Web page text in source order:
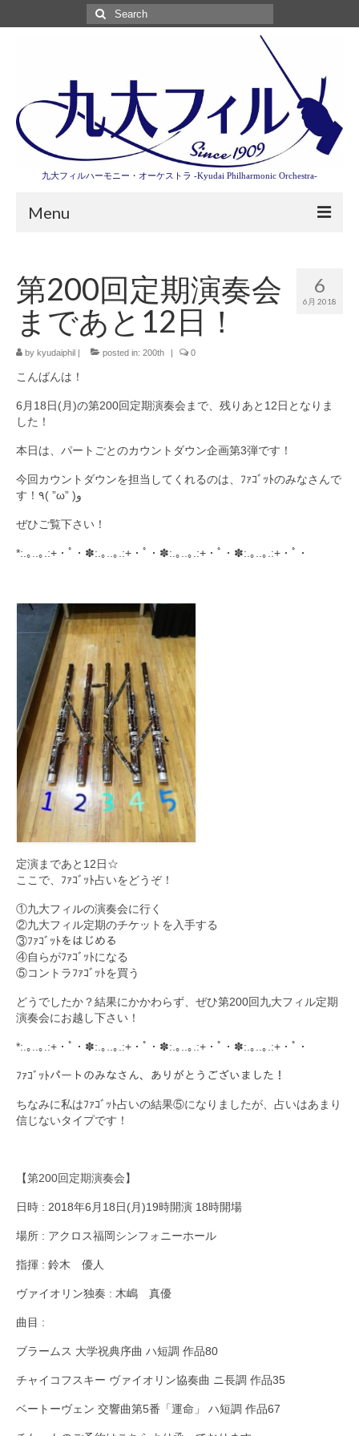
Search
for:
九大フィルハーモニー・オーケストラ -Kyudai Philharmonic Orchestra-
Menu
演奏会情報
卒業記念演奏会2027
九大フィルとは
九大フィルの歴史
ご寄付のお願い
演奏会の歴史
出張演奏
九大フィル特集ページ
団員専用ページ
6
6月 2018
第200回定期演奏会
まであと12日！
by kyudaiphil posted in: 200th 0
こんばんは！
6月18日(月)の第200回定期演奏会まで、残りあと12日となりま
した！
本日は、パートごとのカウントダウン企画第3弾です！
今回カウントダウンを担当してくれるのは、ﾌｧｺﾞｯﾄのみなさんで
す！٩( ”ω” )و
ぜひご覧下さい！
*:.｡..｡.:+・ﾟ・✽:.｡..｡.:+・ﾟ・✽:.｡..｡.:+・ﾟ・✽:.｡..｡.:+・ﾟ・
定演まであと12日☆
ここで、ﾌｧｺﾞｯﾄ占いをどうぞ！
①九大フィルの演奏会に行く
②九大フィル定期のチケットを入手する
③ﾌｧｺﾞｯﾄをはじめる
④自らがﾌｧｺﾞｯﾄになる
⑤コントラﾌｧｺﾞｯﾄを買う
どうでしたか？結果にかかわらず、ぜひ第200回九大フィル定期
演奏会にお越し下さい！
*:.｡..｡.:+・ﾟ・✽:.｡..｡.:+・ﾟ・✽:.｡..｡.:+・ﾟ・✽:.｡..｡.:+・ﾟ・
ﾌｧｺﾞｯﾄパートのみなさん、ありがとうございました！
ちなみに私はﾌｧｺﾞｯﾄ占いの結果⑤になりましたが、占いはあまり
信じないタイプです！
【第200回定期演奏会】
日時 : 2018年6月18日(月)19時開演 18時開場
場所 : アクロス福岡シンフォニーホール
指揮 : 鈴木 優人
ヴァイオリン独奏 : 木嶋 真優
曲目 :
ブラームス 大学祝典序曲 ハ短調 作品80
チャイコフスキー ヴァイオリン協奏曲 ニ長調 作品35
ベートーヴェン 交響曲第5番「運命」 ハ短調 作品67